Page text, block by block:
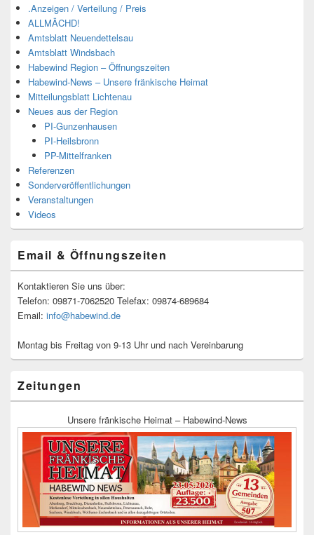
.Anzeigen / Verteilung / Preis
ALLMÄCHD!
Amtsblatt Neuendettelsau
Amtsblatt Windsbach
Habewind Region – Öffnungszeiten
Habewind-News – Unsere fränkische Heimat
Mitteilungsblatt Lichtenau
Neues aus der Region
PI-Gunzenhausen
PI-Heilsbronn
PP-Mittelfranken
Referenzen
Sonderveröffentlichungen
Veranstaltungen
Videos
Email & Öffnungszeiten
Kontaktieren Sie uns über:
Telefon: 09871-7062520 Telefax: 09874-689684
Email: info@habewind.de
Montag bis Freitag von 9-13 Uhr und nach Vereinbarung
Zeitungen
Unsere fränkische Heimat – Habewind-News